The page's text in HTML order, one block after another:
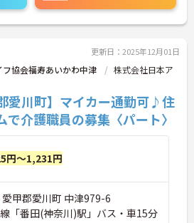
更新日：2025年12月01日
協会福寿あいかわ中津
株式会社日本ア
愛川町】マイカー通勤可♪住
介護職員の募集〈パート〉
円～1,231円
甲郡愛川町 中津979-6
「番田(神奈川)駅」バス・車15分